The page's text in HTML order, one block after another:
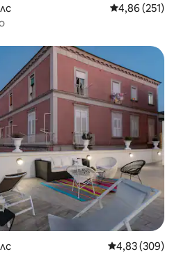
Средна
4,86 (251)
Средна
4,83 (309)